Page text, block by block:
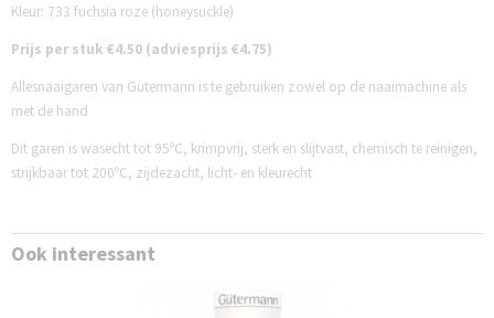
Kleur: 733 fuchsia roze (honeysuckle)
Prijs per stuk €4.50 (adviesprijs €4.75)
Allesnaaigaren van Gutermann is te gebruiken zowel op de naaimachine als
met de hand
Dit garen is wasecht tot 95ºC, krimpvrij, sterk en slijtvast, chemisch te reinigen,
strijkbaar tot 200ºC, zijdezacht, licht- en kleurecht
Ook interessant